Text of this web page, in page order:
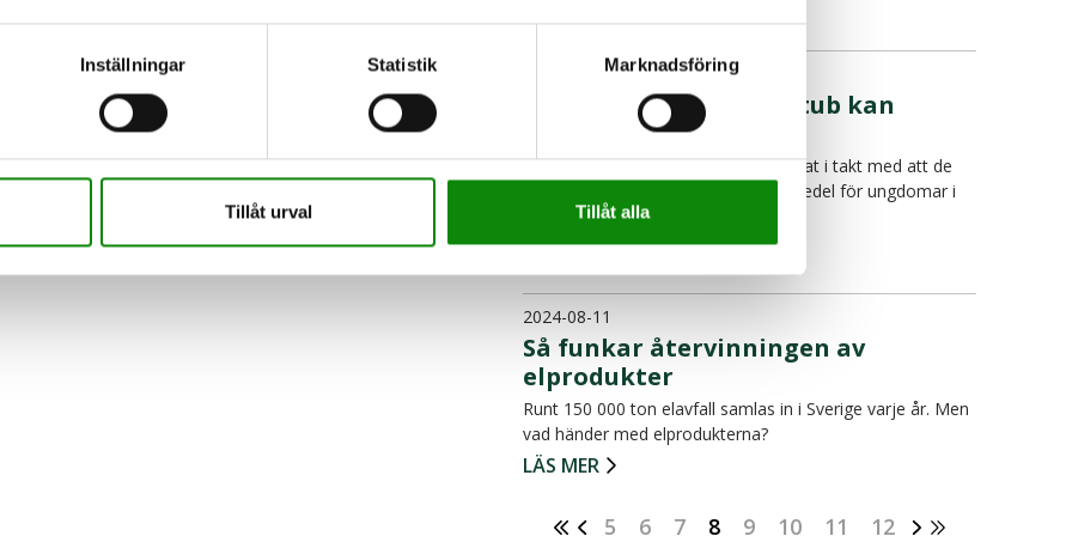
Inställningar Statistik Marknadsföring
Tillåt urval Tillåt alla
för att i första hand användas inom
är fritt att använda i andra ämnen, åldrar
2024-09-04
En felsorterad lustgastub kan
orsaka explosion
Försäljningen av lustgastuber har ökat i takt med att de
blivit allt vanligare som berusningsmedel för ungdomar i
LÄS MER
2024-08-11
Så funkar återvinningen av
elprodukter
Runt 150 000 ton elavfall samlas in i Sverige varje år. Men
vad händer med elprodukterna?
LÄS MER
5 6 7 8 9 10 11 12